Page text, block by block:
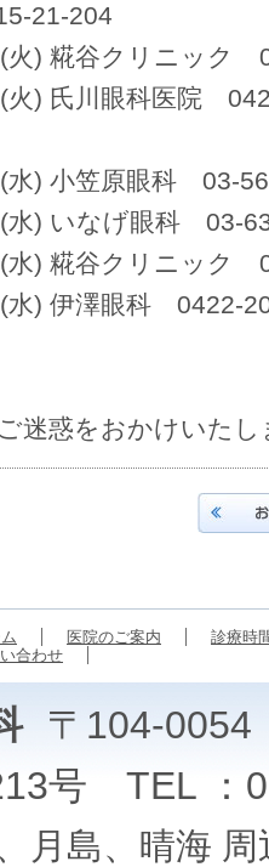
21-204
火) 糀谷クリニック
火) 氏川眼科医院
水) 小笠原眼科 03-
水) いなげ眼科 03-
水) 糀谷クリニック
水) 伊澤眼科 0422-
迷惑をおかけいた
医院のご案内
診療時
合わせ
〒104-
号 TEL ：
月島、晴海